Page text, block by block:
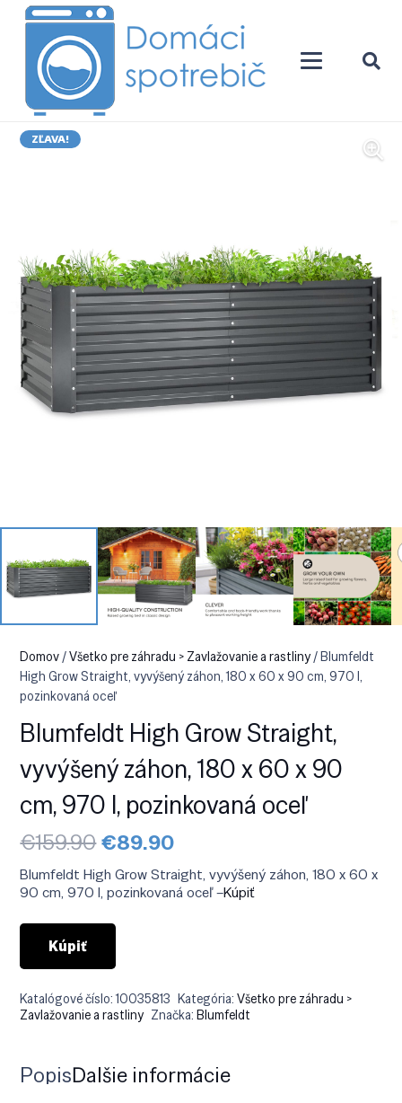
ZĽAVA!
Domov/Všetko pre záhradu > Zavlažovanie a rastliny/ Blumfeldt
High Grow Straight, vyvýšený záhon, 180 x 60 x 90 cm, 970 l,
pozinkovaná oceľ
Blumfeldt High Grow Straight,
vyvýšený záhon, 180 x 60 x 90
cm, 970 l, pozinkovaná oceľ
€159.90Pôvodná
cena
bola:
€159.90.
€89.90Aktuálna
je:
€89.90.
Blumfeldt High Grow Straight, vyvýšený záhon, 180 x 60 x
90 cm, 970 l, pozinkovaná oceľ –Kúpiť
Kúpiť
Katalógové číslo:10035813 Kategória:Všetko pre záhradu >
Zavlažovanie a rastliny Značka:Blumfeldt
PopisĎalšie informácie